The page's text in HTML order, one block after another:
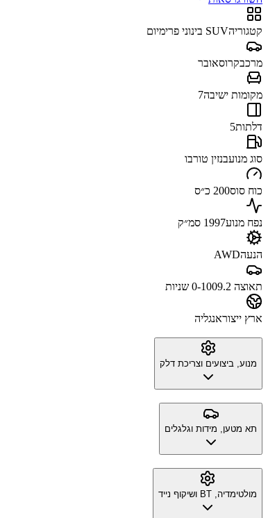
קטגוריהSUV בינוני פרימיום
מרכבקרוסאובר
מקומות ישיבה7
דלתות5
סוג מנועבנזין טורבו
כוח סוס200 כ״ס
נפח מנוע1997 סמ״ק
הנעהAWD
תאוצה 0-100 9.2 שניות
ארץ ייצוראנגליה
מנוע, ביצועים וצריכת דלק
תא מטען, מידות וגלגלים
מולטימדיה, BT ושיקוף נייד